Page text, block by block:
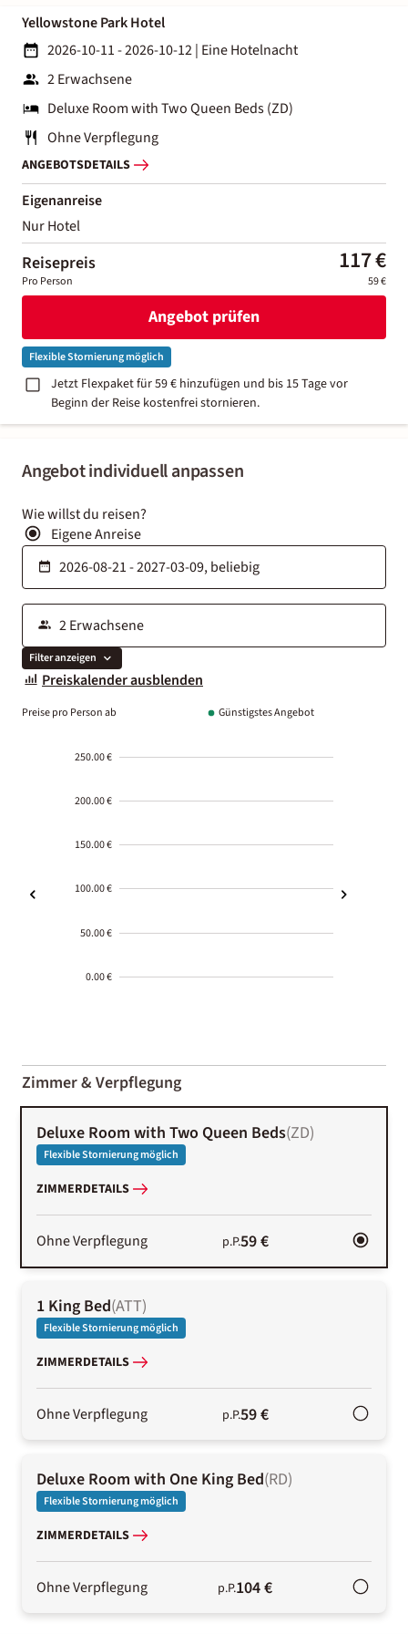
Angebot individuell anpassen
Wie willst du reisen?
Eigene Anreise
Filter anzeigen
Preiskalender ausblenden
Preise pro Person ab Günstigstes Angebot
250.00 €
200.00 €
150.00 €
100.00 €
50.00 €
0.00 €
01-02
Zimmer & Verpflegung
Deluxe Room with Two Queen Beds(ZD)
Flexible Stornierung möglich
ZIMMERDETAILS
Ohne Verpflegung p.P.59 €
1 King Bed(ATT)
Flexible Stornierung möglich
ZIMMERDETAILS
Ohne Verpflegung p.P.59 €
Deluxe Room with One King Bed(RD)
Flexible Stornierung möglich
ZIMMERDETAILS
Ohne Verpflegung p.P.104 €
Yellowstone Park Hotel
2026-10-11 - 2026-10-12| Eine Hotelnacht
2 Erwachsene
Deluxe Room with Two Queen Beds (ZD)
Ohne Verpflegung
ANGEBOTSDETAILS
Eigenanreise
Nur Hotel
Reisepreis 117 €
Pro Person 59 €
Angebot prüfen
Flexible Stornierung möglich
Jetzt Flexpaket für 59 € hinzufügen und bis 15 Tage vor
Beginn der Reise kostenfrei stornieren.